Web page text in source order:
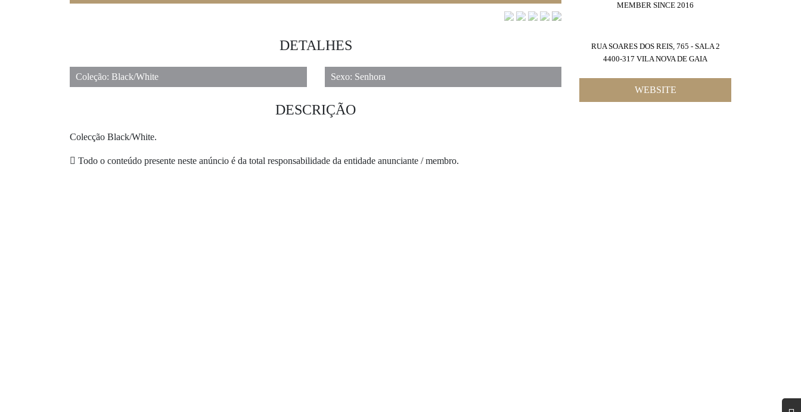
DETALHES
Coleção: Black/White Sexo: Senhora
DESCRIÇÃO
Colecção Black/White.
Todo o conteúdo presente neste anúncio é da total responsabilidade da entidade anunciante / membro.
MEMBER SINCE 2016
RUA SOARES DOS REIS, 765 - SALA 2
4400-317 VILA NOVA DE GAIA
WEBSITE